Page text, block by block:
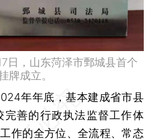
日，山东菏泽市鄄城县首个
牌成立。
年年底，基本建成省市县
完善的行政执法监督工作体
作的全方位、全流程、常态